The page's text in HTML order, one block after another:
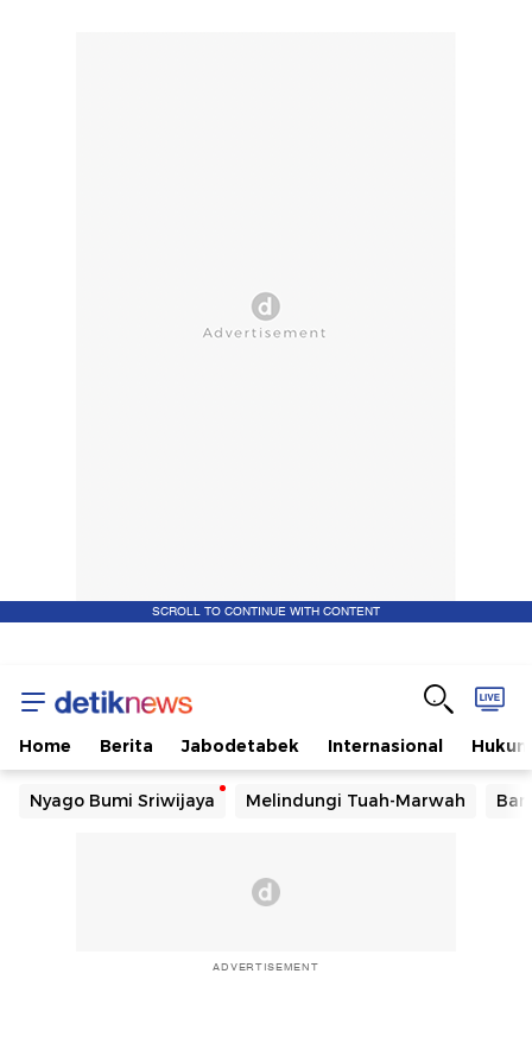
SCROLL TO CONTINUE WITH CONTENT
Home Berita Jabodetabek Internasional Hukum
Nyago Bumi Sriwijaya Melindungi Tuah-Marwah
ADVERTISEMENT